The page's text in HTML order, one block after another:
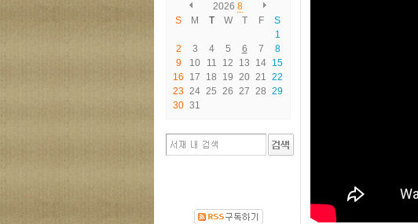
2026 8
S
M T W T F
S
1
2
3 4 5 6 7
8
9
10 11 12 13 14 15
16
17 18 19 20 21 22
23 24 25 26 27 28 29
30 31